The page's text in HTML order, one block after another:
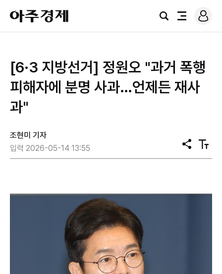
아
주
경
검
전
로
그
[6·3 지방선거] 정원오 "과거 폭행
피해자에 분명 사과…언제든 재사
과"
조현미 기자
입력 2026-05-14 13:55
공
유
텍
스